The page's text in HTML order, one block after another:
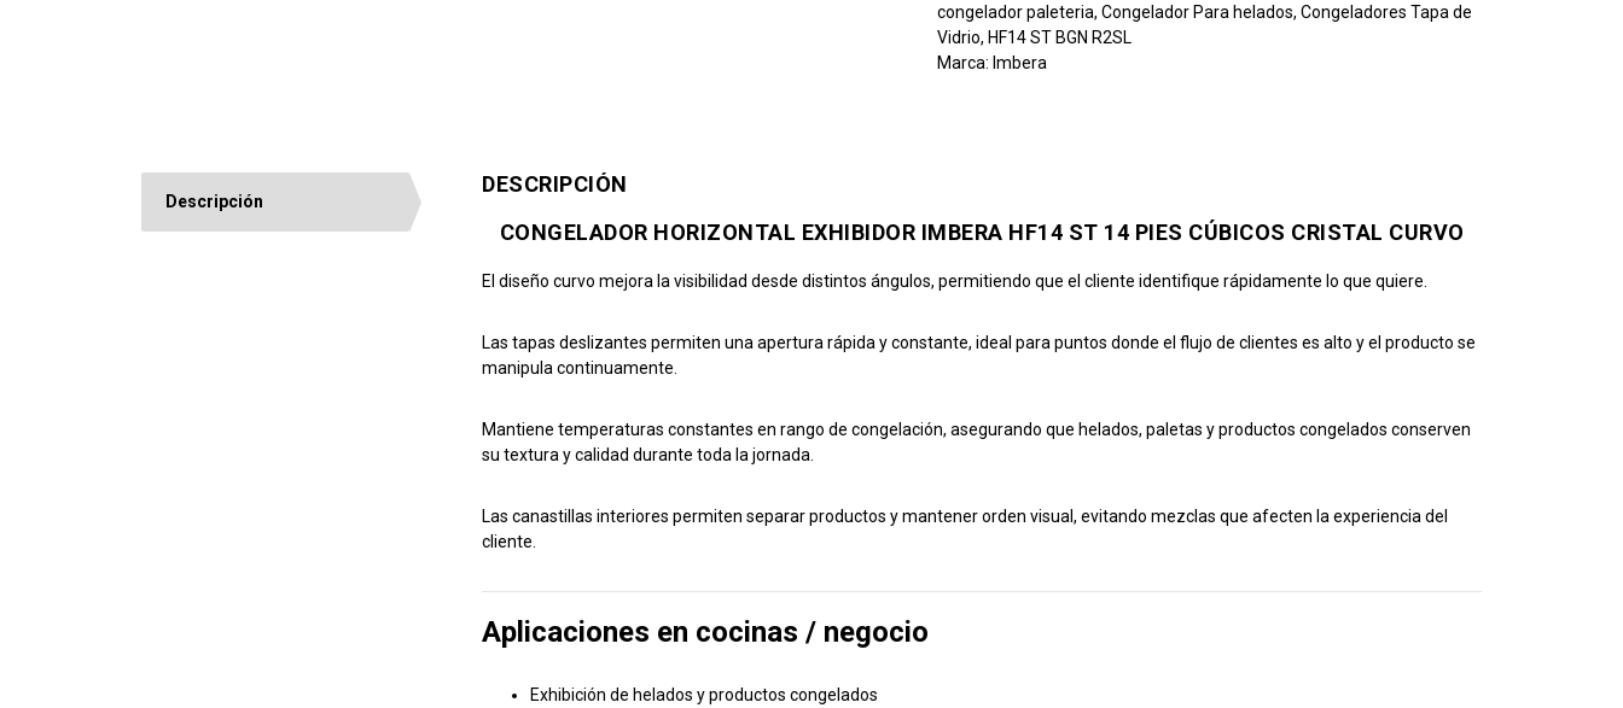
congelador paleteria,Congelador Para helados,Congeladores Tapa de
Vidrio, HF14 ST BGN R2SL
Marca: Imbera
Descripción
DESCRIPCIÓN
CONGELADOR HORIZONTAL EXHIBIDOR IMBERA HF14 ST 14 PIES CÚBICOS CRISTAL CURVO
El diseño curvo mejora la visibilidad desde distintos ángulos, permitiendo que el cliente identifique rápidamente lo que quiere.
Las tapas deslizantes permiten una apertura rápida y constante, ideal para puntos donde el flujo de clientes es alto y el producto se
manipula continuamente.
Mantiene temperaturas constantes en rango de congelación, asegurando que helados, paletas y productos congelados conserven
su textura y calidad durante toda la jornada.
Las canastillas interiores permiten separar productos y mantener orden visual, evitando mezclas que afecten la experiencia del
cliente.
Aplicaciones en cocinas / negocio
Exhibición de helados y productos congelados